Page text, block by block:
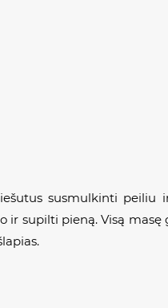
susmulkinti peiliu
supilti pieną. Visą